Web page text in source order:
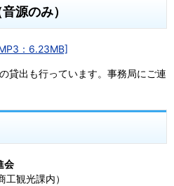
源のみ）
：6.23MB]
貸出も行っています。事務局にご連
会
工観光課内）